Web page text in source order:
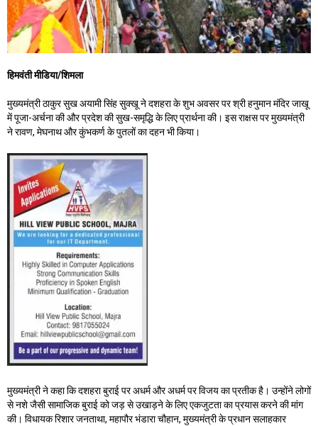
हिमवंती मीडिया/शिमला
मुख्यमंत्री ठाकुर सुख अयामी सिंह सुक्खू ने दशहरा के शुभ अवसर पर श्री हनुमान मंदिर जाखू
में पूजा-अर्चना की और प्रदेश की सुख-समृद्धि के लिए प्रार्थना की। इस राक्षस पर मुख्यमंत्री
ने रावण, मेघनाथ और कुंभकर्ण के पुतलों का दहन भी किया।
मुख्यमंत्री ने कहा कि दशहरा बुराई पर अधर्म और अधर्म पर विजय का प्रतीक है। उन्होंने लोगों
से नशे जैसी सामाजिक बुराई को जड़ से उखाड़ने के लिए एकजुटता का प्रयास करने की मांग
की। विधायक रिशार जनताथा, महापौर भंडारा चौहान, मुख्यमंत्री के प्रधान सलाहकार